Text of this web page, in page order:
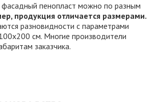
фасадный пенопласт можно по разным
продукция отличается размерами.
разновидности с параметрами
см. Многие производители
заказчика.